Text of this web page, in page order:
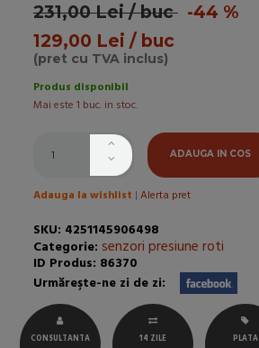
231,00 Lei / buc-44 %
129,00 Lei / buc
(pret cu TVA inclus)
Produs disponibil
Mai este 1 buc. in stoc.
ADAUGA IN COS
Adauga la wishlist | Alerta pret
SKU: 4251145906498
Categorie: senzori presiune roti
ID Produs: 86370
Urmăreşte-ne zi de zi:
CONSULTANTA
14 ZILE
PLATA